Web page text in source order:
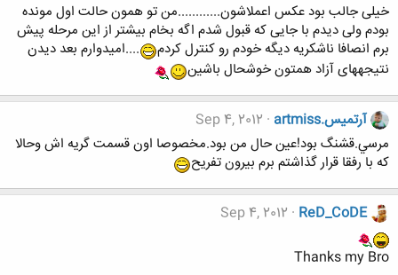
خیلی جالب بود عکس اعملاشون............من تو همون حالت اول مونده
بودم ولی دیدم با جایی که قبول شدم اگه بخام بیشتر از این مرحله پیش
برم انصافا ناشکریه دیگه خودم رو کنترل کردم
....امیدوارم بعد دیدن
نتیجههای آزاد همتون خوشحال باشین
آرتميس.artmiss
Sep 4, 2012
مرسي.قشنگ بود!عين حال من بود.مخصوصا اون قسمت گريه اش وحالا
كه با رفقا قرار گذاشتم برم بيرون تفريح
ReD_CoDE
Sep 4, 2012
Thanks my Bro